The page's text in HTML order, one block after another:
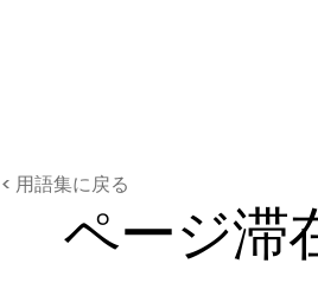
< 用語集に戻る
ページ滞